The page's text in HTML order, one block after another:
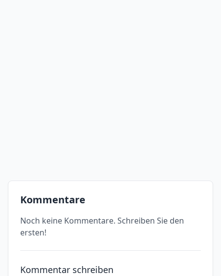
Kommentare
Noch keine Kommentare. Schreiben Sie den
ersten!
Kommentar schreiben